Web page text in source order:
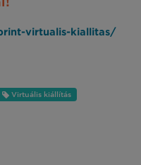
virtualis-kiallitas/
Virtuális kiállítás